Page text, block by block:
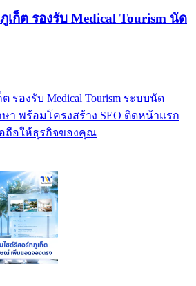
ก็ต รองรับ Medical Tourism นัด
รองรับ Medical Tourism ระบบนัด
า พร้อมโครงสร้าง SEO ติดหน้าแรก
อถือให้ธุรกิจของคุณ